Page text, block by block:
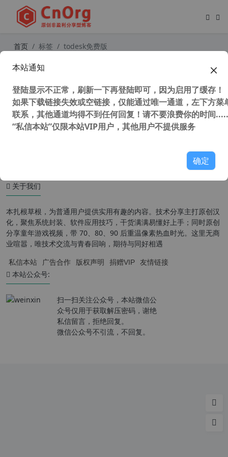
首页 标签 todesk免费版
改官方文件
关于我们
本扎根草根，为普通用户提供实用有趣的内容。技术分享主打原创汉
化，聚焦系统封装、软件应用技巧，干货满满易懂好上手；同时原创
分享童年游戏视频，带 70、80、90 后重温像素热血时光。这里无商
业喧嚣，唯技术交流与青春回响，期待与同好相遇
私信本站 广告合作 版权声明 捐赠VIP 友情链接
本站公众号:
扫一扫关注公众号，本站微信公
众号仅用于获取解压密码，谢绝
私信留言，拒绝回复。
微信公众号不引流，不回复。
本站通知
登陆显示不正常，刷新一下再登陆即可，因为启用了缓存！
如果下载链接失效或空链接，仅能通过唯一通道，左下方菜
联系，其他通道均得不到任何回复！请不要浪费你的时间
“私信本站”仅限本站VIP用户，其他用户不提供服务
确定